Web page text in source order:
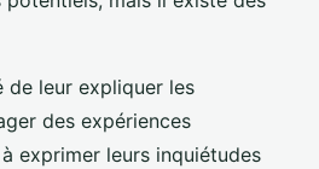
de leur expliquer les
des expériences
exprimer leurs inquiétudes